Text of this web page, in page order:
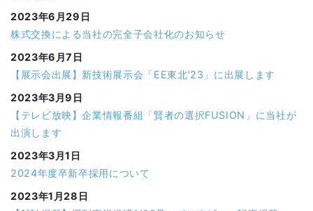
2023年6月29日
株式交換による当社の完全子会社化のお知らせ
2023年6月7日
【展示会出展】新技術展示会「EE東北’23」に出展します
2023年3月9日
【テレビ放映】企業情報番組「賢者の選択FUSION」に当社が
出演します
2023年3月1日
2024年度卒新卒採用について
2023年1月28日